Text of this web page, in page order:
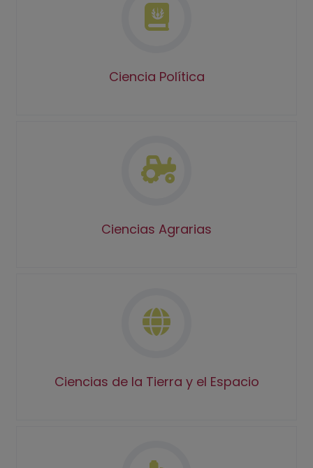
Ciencia Política
Ciencias Agrarias
Ciencias de la Tierra y el Espacio